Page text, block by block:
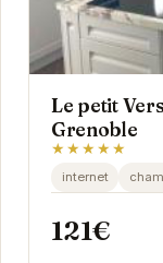
Le petit
Grenoble
★★★★★
internet
121€